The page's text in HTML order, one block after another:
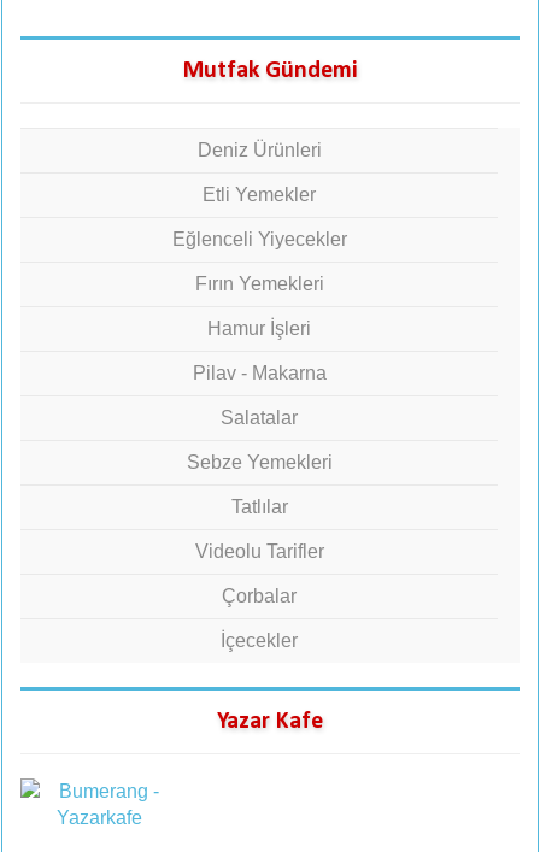
Mutfak Gündemi
Deniz Ürünleri
Etli Yemekler
Eğlenceli Yiyecekler
Fırın Yemekleri
Hamur İşleri
Pilav - Makarna
Salatalar
Sebze Yemekleri
Tatlılar
Videolu Tarifler
Çorbalar
İçecekler
Yazar Kafe